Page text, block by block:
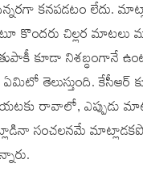
కనపడటం లేదు.
చిల్లర మాటలు
కూడా నిశబ్ధంగానే
ఏమిటో తెలుస్తుంది.
రావాలో,
సంచలనమే